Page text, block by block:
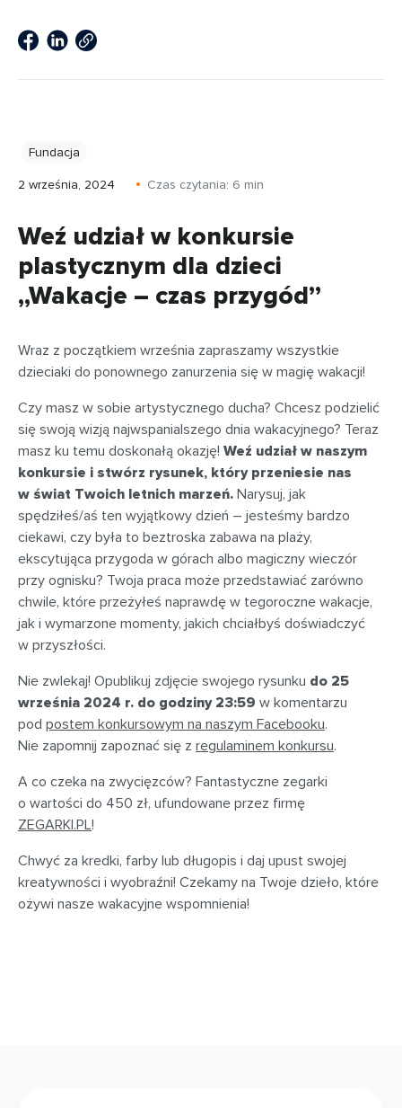
Fundacja
2 września, 2024 Czas czytania: 6 min
Weź udział w konkursie
plastycznym dla dzieci
„Wakacje – czas przygód”
Wraz z początkiem września zapraszamy wszystkie
dzieciaki do ponownego zanurzenia się w magię wakacji!
Czy masz w sobie artystycznego ducha? Chcesz podzielić
się swoją wizją najwspanialszego dnia wakacyjnego? Teraz
masz ku temu doskonałą okazję! Weź udział w naszym
konkursie i stwórz rysunek, który przeniesie nas
w świat Twoich letnich marzeń. Narysuj, jak
spędziłeś/aś ten wyjątkowy dzień – jesteśmy bardzo
ciekawi, czy była to beztroska zabawa na plaży,
ekscytująca przygoda w górach albo magiczny wieczór
przy ognisku? Twoja praca może przedstawiać zarówno
chwile, które przeżyłeś naprawdę w tegoroczne wakacje,
jak i wymarzone momenty, jakich chciałbyś doświadczyć
w przyszłości.
Nie zwlekaj! Opublikuj zdjęcie swojego rysunku do 25
września 2024 r. do godziny 23:59 w komentarzu
pod postem konkursowym na naszym Facebooku.
Nie zapomnij zapoznać się z regulaminem konkursu.
A co czeka na zwycięzców? Fantastyczne zegarki
o wartości do 450 zł, ufundowane przez firmę
ZEGARKI.PL!
Chwyć za kredki, farby lub długopis i daj upust swojej
kreatywności i wyobraźni! Czekamy na Twoje dzieło, które
ożywi nasze wakacyjne wspomnienia!